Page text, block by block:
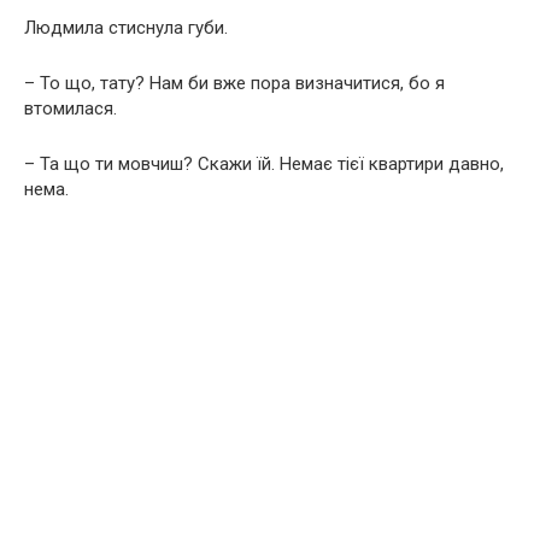
Людмила стиснула губи.
– То що, тату? Нам би вже пора визначитися, бо я
втомилася.
– Та що ти мовчиш? Скажи їй. Немає тієї квартири давно,
нема.